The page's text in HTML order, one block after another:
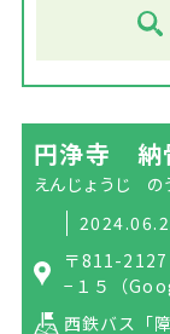
円浄寺 納
えんじょうじ の
〒811-2127
−１５
（
西鉄バス「